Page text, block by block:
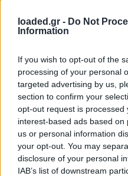
loaded.gr - Do Not
Information
If you wish to opt-out of the
processing of your personal
targeted advertising by us,
section to confirm your
opt-out request is processed
interest-based ads based
us or personal information
your opt-out. You may
disclosure of your personal
IAB’s list of downstream
Παρά τις στιλιστικές
διαλείμματα, η βασική
οχτώ στούντιο άλμπουμ
εκατομμυρίων
διατηρούν τον
παραμένουν ένα από τα
επιδραστικά ονόματα